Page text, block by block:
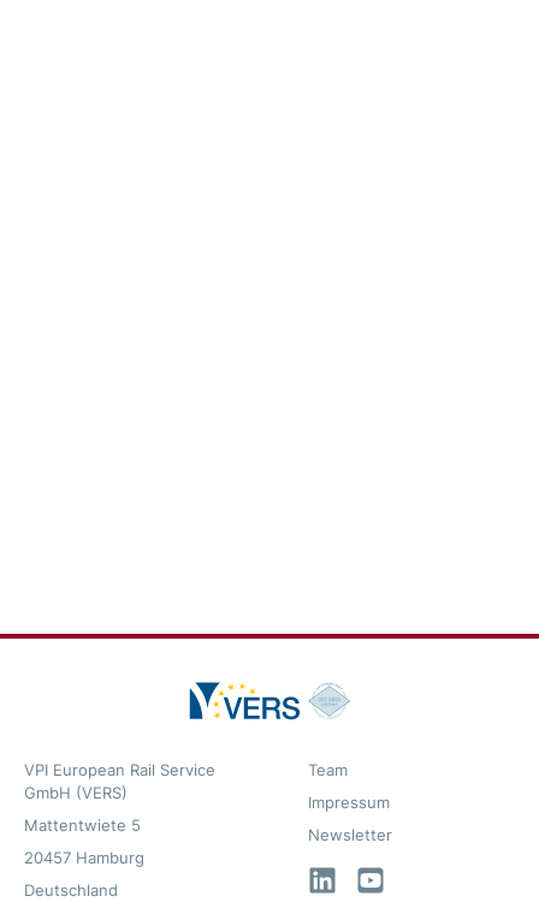
VPI European Rail Service
GmbH (VERS)
Mattentwiete 5
20457 Hamburg
Deutschland
Team
Impressum
Newsletter
LinkedInYouTube